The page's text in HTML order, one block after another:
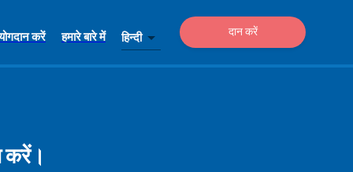
करें हमारे बारे में हिन्दी दान करें
करें।